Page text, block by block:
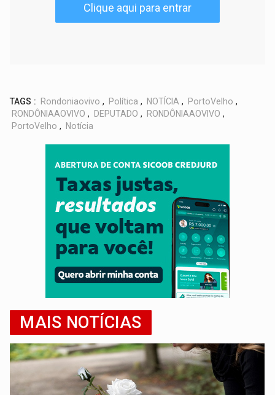
Clique aqui para entrar
TAGS : Rondoniaovivo , Política , NOTÍCIA , PortoVelho ,
RONDÔNIAAOVIVO , DEPUTADO , RONDÔNIAAOVIVO ,
PortoVelho , Notícia
MAIS NOTÍCIAS